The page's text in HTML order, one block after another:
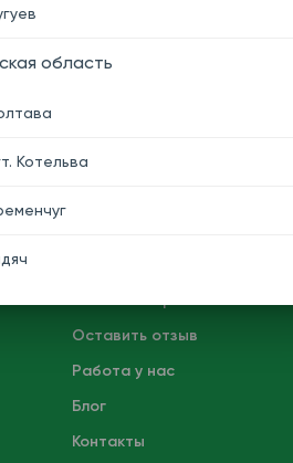
Оставить отзыв
Работа у нас
Блог
Контакты
область
Котельва